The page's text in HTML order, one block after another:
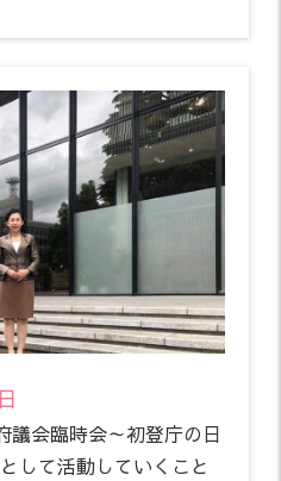
議会臨時会～初登庁の日
して活動していくこと